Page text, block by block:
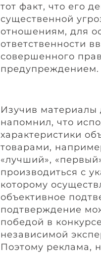
тот факт, что его
существенной
отношениям, для
ответственности
совершенного
предупреждением.
Изучив
напомнил, что
характеристики
товарами,
«лучший»,
производиться с
которому
объективное
подтверждение
победой в
независимой
Поэтому реклама,